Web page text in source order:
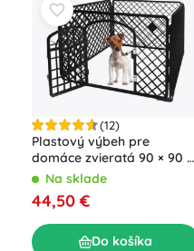
(12)
Plastový výbeh pre
domáce zvieratá 90 × 90 ×
60 cm
Na sklade
44,50 €
Do košíka